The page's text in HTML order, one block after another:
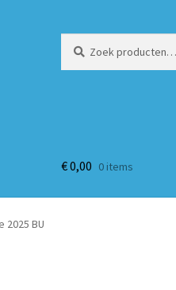
naar:
€0,00 0 items
2025 BU